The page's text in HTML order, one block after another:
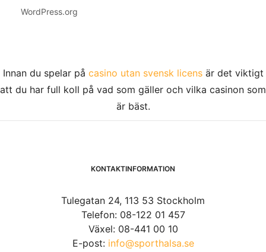
WordPress.org
Innan du spelar på casino utan svensk licensär det viktigt
att du har full koll på vad som gäller och vilka casinon som
är bäst.
KONTAKTINFORMATION
Tulegatan 24, 113 53 Stockholm
Telefon: 08-122 01 457
Växel: 08-441 00 10
E-post: info@sporthalsa.se